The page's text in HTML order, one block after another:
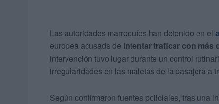
Las autoridades marroquíes han detenido en el
europea acusada de intentar traficar con más
intervención tuvo lugar durante un control
irregularidades en las maletas de la pasajera a
Según confirmaron fuentes policiales, tras una